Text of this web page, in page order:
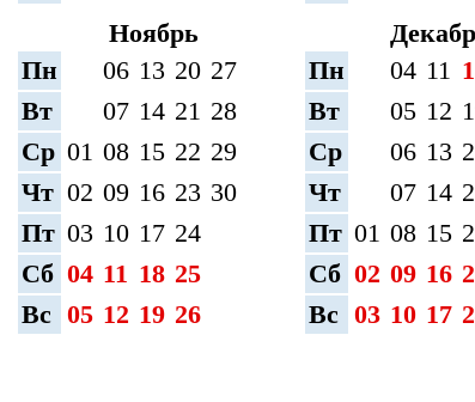
Ноябрь
Пн
06 13 20 27
Вт
07 14 21 28
Ср 01 08 15 22 29
Чт 02 09 16 23 30
Пт 03 10 17 24
Сб 04 11 18 25
Вс 05 12 19 26
Пн
04 11
Вт
05 12
Ср
06 13
Чт
07 14
Пт 01 08 15
Сб 02 09 16
Вс 03 10 17